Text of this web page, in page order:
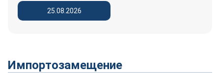
25.08.2026
Импортозамещение